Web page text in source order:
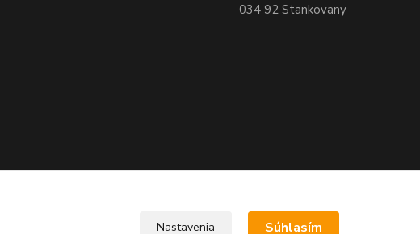
034 92 Stankovany
Nastavenia Súhlasím